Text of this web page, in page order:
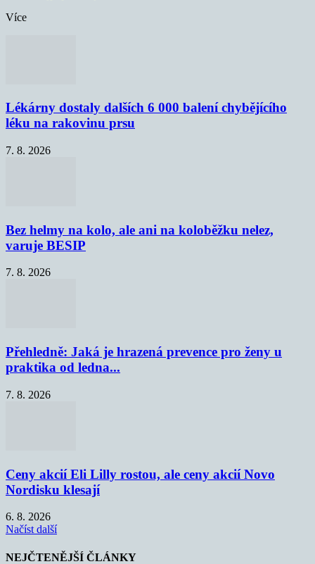
Více
Lékárny dostaly dalších 6 000 balení chybějícího
léku na rakovinu prsu
7. 8. 2026
Bez helmy na kolo, ale ani na koloběžku nelez,
varuje BESIP
7. 8. 2026
Přehledně: Jaká je hrazená prevence pro ženy u
praktika od ledna...
7. 8. 2026
Ceny akcií Eli Lilly rostou, ale ceny akcií Novo
Nordisku klesají
6. 8. 2026
Načíst další
NEJČTENĚJŠÍ ČLÁNKY